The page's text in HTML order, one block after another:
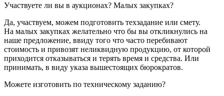
Участвуете ли вы в аукционах? Малых закупках?
Да, участвуем, можем подготовить техзадание или смету.
На малых закупках желательно что бы вы откликнулись на
наше предложение, ввиду того что часто перебивают
стоимость и привозят неликвидную продукцию, от которой
приходится отказываться и терять время и средства. Или
принимать, в виду указа вышестоящих бюрократов.
Можете изготовить по техническому заданию?